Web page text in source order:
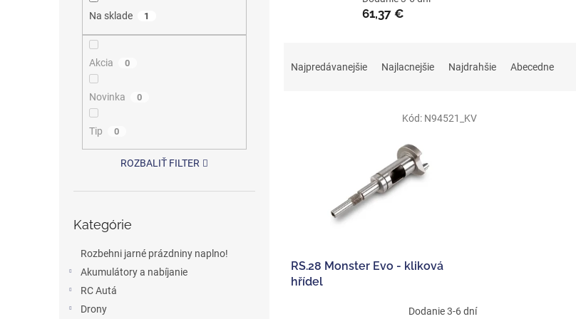
Na sklade 1
Akcia 0
Novinka 0
Tip 0
ROZBALIŤ FILTER
kategórie
Kategórie
Rozbehni jarné prázdniny naplno!
Akumulátory a nabíjanie
RC Autá
Drony
61,37 €
Najpredávanejšie Najlacnejšie Najdrahšie Abecedne
RS.28 Monster Evo - kliková
hřídel
Dodanie 3-6 dní
Kód: N94521_KV